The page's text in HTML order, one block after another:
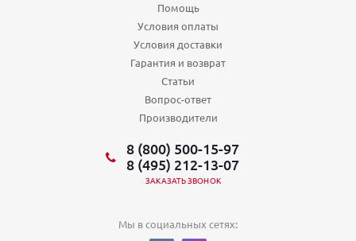
Помощь
Условия оплаты
Условия доставки
Гарантия и возврат
Статьи
Вопрос-ответ
Производители
8 (800) 500-15-97
8 (495) 212-13-07
ЗАКАЗАТЬ ЗВОНОК
Мы в социальных сетях: